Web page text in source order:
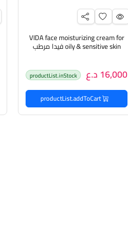
VIDA face moisturizing cream for
oily & sensitive skin فيدا مرطب
16,000 د.ع productList.inStock
productList.addToCart